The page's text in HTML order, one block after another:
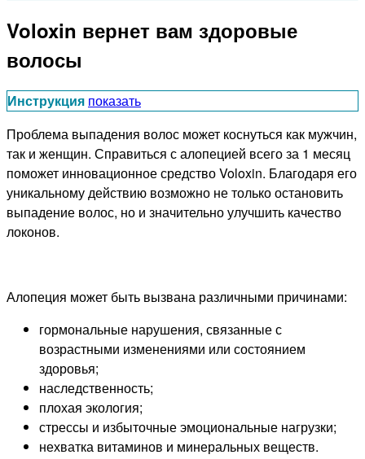
Voloxin вернет вам здоровые
волосы
Инструкция показать
Проблема выпадения волос может коснуться как мужчин,
так и женщин. Справиться с алопецией всего за 1 месяц
поможет инновационное средство Voloxin. Благодаря его
уникальному действию возможно не только остановить
выпадение волос, но и значительно улучшить качество
локонов.
Алопеция может быть вызвана различными причинами:
гормональные нарушения, связанные с
возрастными изменениями или состоянием
здоровья;
наследственность;
плохая экология;
стрессы и избыточные эмоциональные нагрузки;
нехватка витаминов и минеральных веществ.